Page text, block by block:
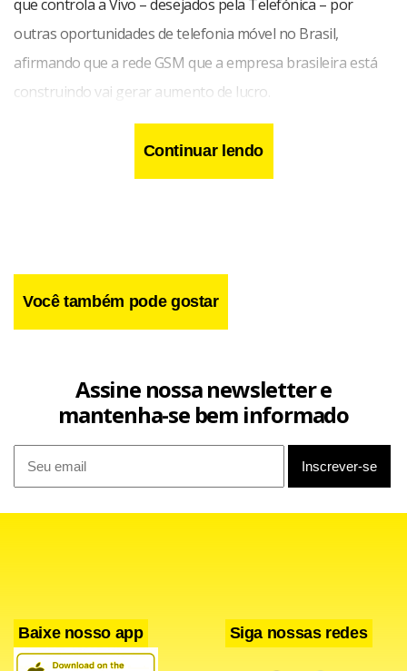
que controla a Vivo – desejados pela Telefónica – por
outras oportunidades de telefonia móvel no Brasil,
afirmando que a rede GSM que a empresa brasileira está
construindo vai gerar aumento de lucro.
"No caso da telefonia móvel e de outros ativos na Itália que
Ele destacou que os detalhes da reestruturação proposta
Continuar lendo
Você também pode gostar
Assine nossa newsletter e
mantenha-se bem informado
Baixe nosso app Siga nossas redes